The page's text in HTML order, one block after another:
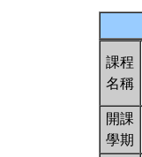
課程
名稱
開課
學期